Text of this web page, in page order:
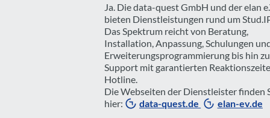
Ja. Die data-quest GmbH und der elan
bieten Dienstleistungen rund um
Das Spektrum reicht von Beratung,
Installation, Anpassung, Schulungen
Erweiterungsprogrammierung bis hin
Support mit garantierten
Hotline.
Die Webseiten der Dienstleister finden
hier:
data-quest.de elan-ev.de